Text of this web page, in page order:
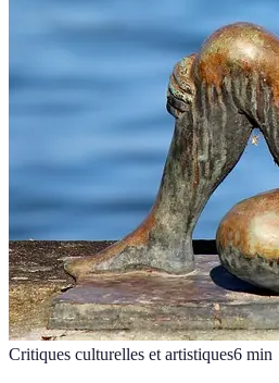
Critiques culturelles et artistiques6 min